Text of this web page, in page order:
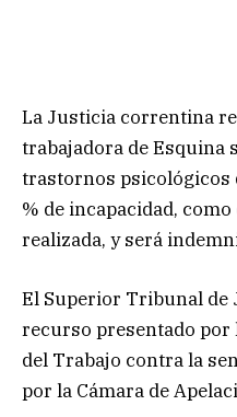
La Justicia correntina
trabajadora de Esquina
trastornos psicológicos
% de incapacidad,
realizada, y será
El Superior Tribunal de
recurso presentado por
del Trabajo contra la
por la Cámara de